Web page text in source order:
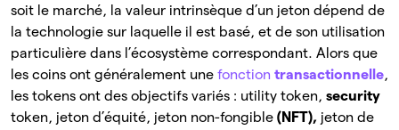
soit le marché, la valeur intrinsèque d’un jeton dépend de
la technologie sur laquelle il est basé, et de son utilisation
particulière dans l’écosystème correspondant. Alors que
les coins ont généralement une fonction transactionnelle,
les tokens ont des objectifs variés : utility token, security
token, jeton d’équité, jeton non-fongible (NFT), jeton de